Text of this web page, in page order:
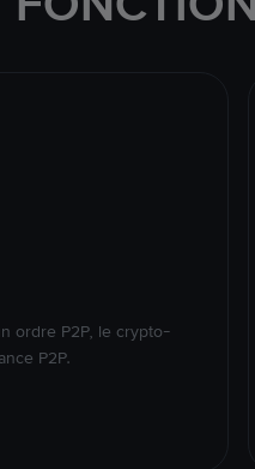
ordre P2P, le crypto-
P2P.